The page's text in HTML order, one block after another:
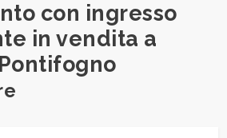
con ingresso
in vendita a